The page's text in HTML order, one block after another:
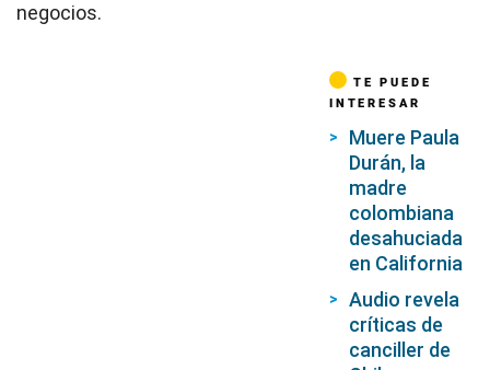
negocios.
TE PUEDE
INTERESAR
Muere Paula
Durán, la
madre
colombiana
desahuciada
en California
Audio revela
críticas de
canciller de